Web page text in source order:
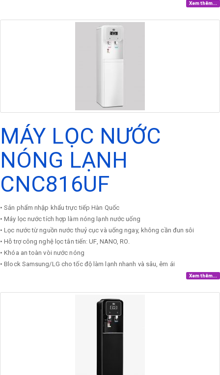
Xem thêm...
MÁY LỌC NƯỚC
NÓNG LẠNH
CNC816UF
​• Sản phẩm nhập khẩu trực tiếp Hàn Quốc
• Máy lọc nước tích hợp làm nóng lạnh nước uống
• Lọc nước từ nguồn nước thuỷ cục và uống ngay, không cần đun sôi
• Hỗ trợ công nghệ lọc tân tiến: UF, NANO, RO.
• Khóa an toàn vòi nước nóng
• Block Samsung/LG cho tốc độ làm lạnh nhanh và sâu, êm ái
Xem thêm...